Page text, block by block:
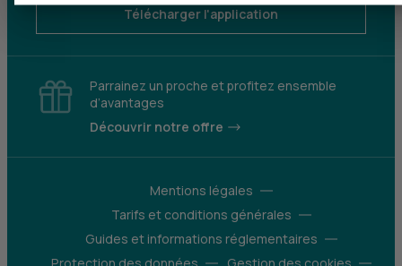
Télécharger l'application
Parrainez un proche et profitez ensemble
d’avantages
Découvrir notre offre
Mentions légales
Tarifs et conditions générales
Guides et informations réglementaires